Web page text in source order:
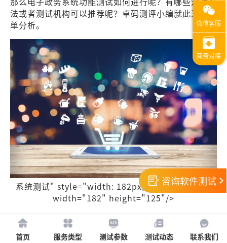
法或者测试机构可以推荐呢？卓码测评小编就此进行简
单分析。
系统测试" style="width: 182px; height: 125px;"
width="182" height="125"/>
一、
电子政务系统功能测试怎么做？
系统功能测试是测试领域比较入门的测试内容，通过自
咨询软件测试
首页 服务类型 测试参数 测试动态 联系我们